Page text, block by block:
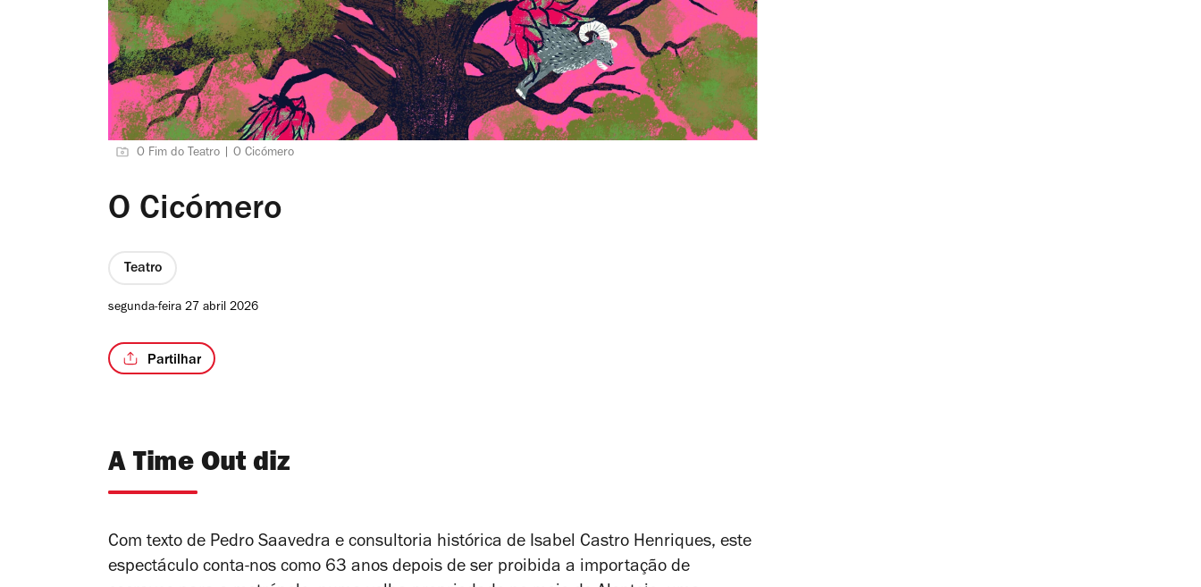
O Fim do Teatro | O Cicómero
O Cicómero
Teatro
segunda-feira 27 abril 2026
Partilhar
A Time Out diz
Com texto de Pedro Saavedra e consultoria histórica de Isabel Castro Henriques, este
espectáculo conta-nos como 63 anos depois de ser proibida a importação de